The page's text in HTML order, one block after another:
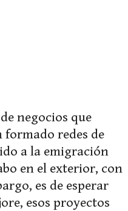
negocios que
redes de
a la emigración
en el exterior, con
es de esperar
esos proyectos